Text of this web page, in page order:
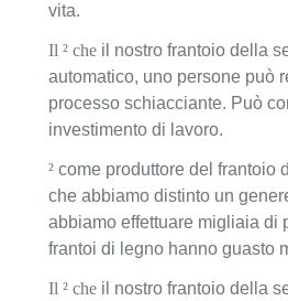
vita.
Il ² che il nostro frantoio della
automatico, uno persone può
processo schiacciante. Può
investimento di lavoro.
² come produttore del frantoio
che abbiamo distinto un
abbiamo effettuare migliaia di
frantoi di legno hanno guasto
Il ² che il nostro frantoio della